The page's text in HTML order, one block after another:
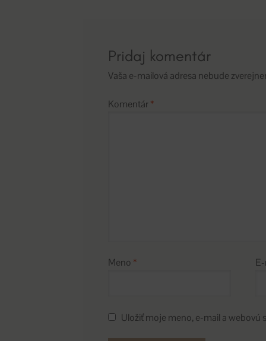
Pridaj komentár
Vaša e-mailová adresa nebude
Komentár*
Meno *
Uložiť moje meno, e-mail a